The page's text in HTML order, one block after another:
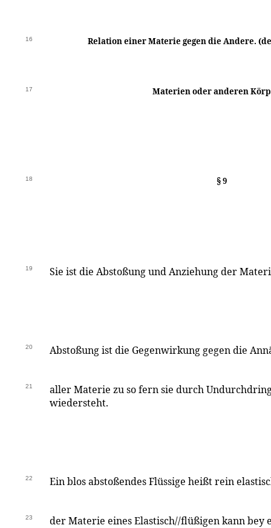
16 Relation einer Materie gegen die Andere.
17 Materien oder anderen
18 § 9
19 Sie ist die Abstoßung und Anziehung der
20 Abstoßung ist die Gegenwirkung gegen die
21
aller Materie zu so fern sie durch
wiedersteht.
22 Ein blos abstoßendes Flüssige heißt rein
23 der Materie eines Elastisch//flüßigen kann bey